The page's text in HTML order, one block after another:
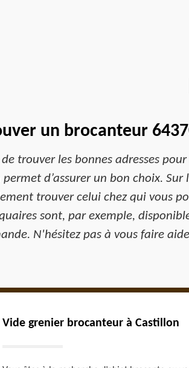
un brocanteur
trouver les bonnes adresses
permet d’assurer un bon choix.
trouver celui chez qui vous
sont, par exemple,
N'hésitez pas à vous faire
Vide grenier brocanteur à Castillon